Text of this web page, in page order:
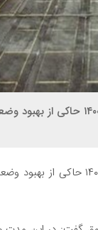
کارنامه تجارت خارجی کشور در
کارنامه تجارت خارجی کشور در